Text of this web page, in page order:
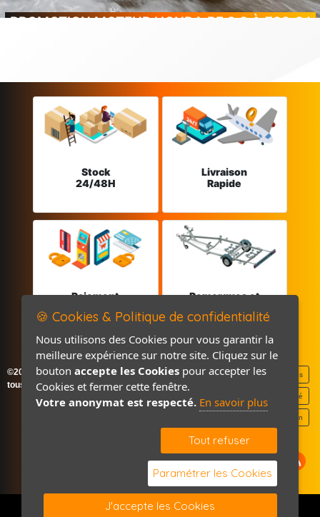
PROMOTION MOTEUR HONDA BF 2.3 À 799 € !
Stock
24/48H
Livraison
Rapide
Paiement
Remorques et
©2026-2027 France Accastillage
tous droits réservés
Mentions légales
Politique de confidentialité
Contact / Plan
🍪 Cookies & Politique de confidentialité
Nous utilisons des Cookies pour vous garantir la
meilleure expérience sur notre site. Cliquez sur le
bouton accepte les Cookies pour accepter les
Cookies et fermer cette fenêtre.
Votre anonymat est respecté. En savoir plus
Tout refuser
Paramétrer les Cookies
J'accepte les Cookies